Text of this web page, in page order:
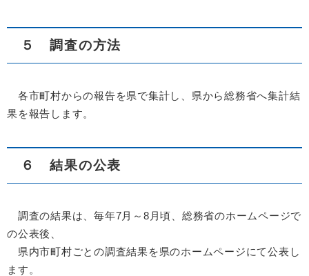
５ 調査の方法
各市町村からの報告を県で集計し、県から総務省へ集計結
果を報告します。
６ 結果の公表
調査の結果は、毎年7月～8月頃、総務省のホームページで
の公表後、
県内市町村ごとの調査結果を県のホームページにて公表し
ます。